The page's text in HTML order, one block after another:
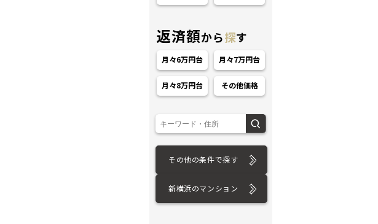
返済額から探す
月々6万円台 月々7万円台
月々8万円台 その他価格
その他の条件で探す
新横浜のマンション